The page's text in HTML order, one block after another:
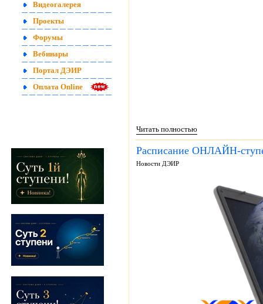
Видеогалерея
Проекты
Форумы
Вебинары
Портал ДЭИР
Оплата Online
Читать полностью
Расписание ОНЛАЙН-
Новости ДЭИР